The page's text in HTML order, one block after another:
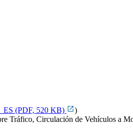
(PDF, 520 KB)
)
Tráfico, Circulación de Vehículos